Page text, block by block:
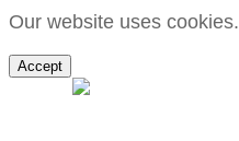
Our website uses cookies.
Accept